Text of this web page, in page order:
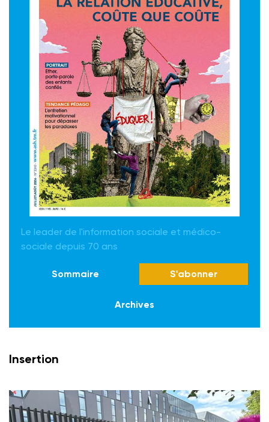
Le leader de l'information sociale et médico-
sociale depuis 70 ans
Sommaire S'abonner
Archives
Insertion